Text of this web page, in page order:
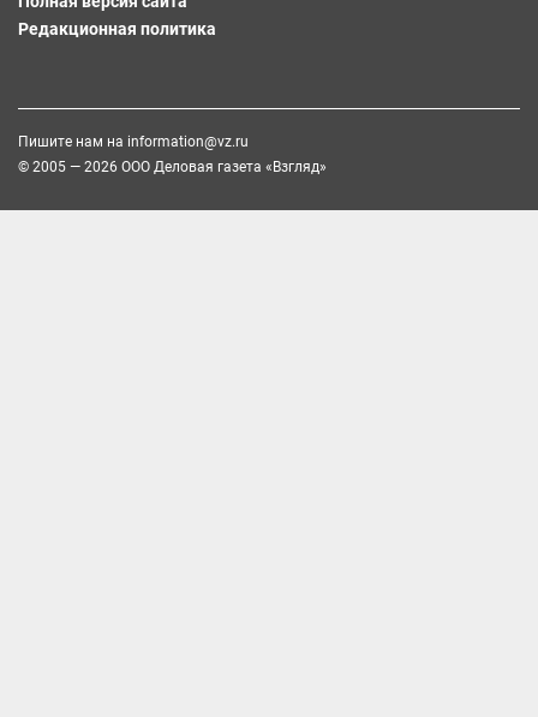
Редакционная политика
Пишите нам на information@vz.ru
© 2005 — 2026 ООО Деловая газета «Взгляд»